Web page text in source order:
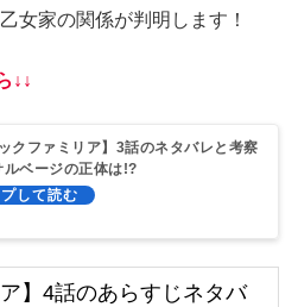
女家の関係が判明します！
↓↓
ックファミリア】3話のネタバレと考察
ルベージの正体は!?
】4話のあらすじネタバ